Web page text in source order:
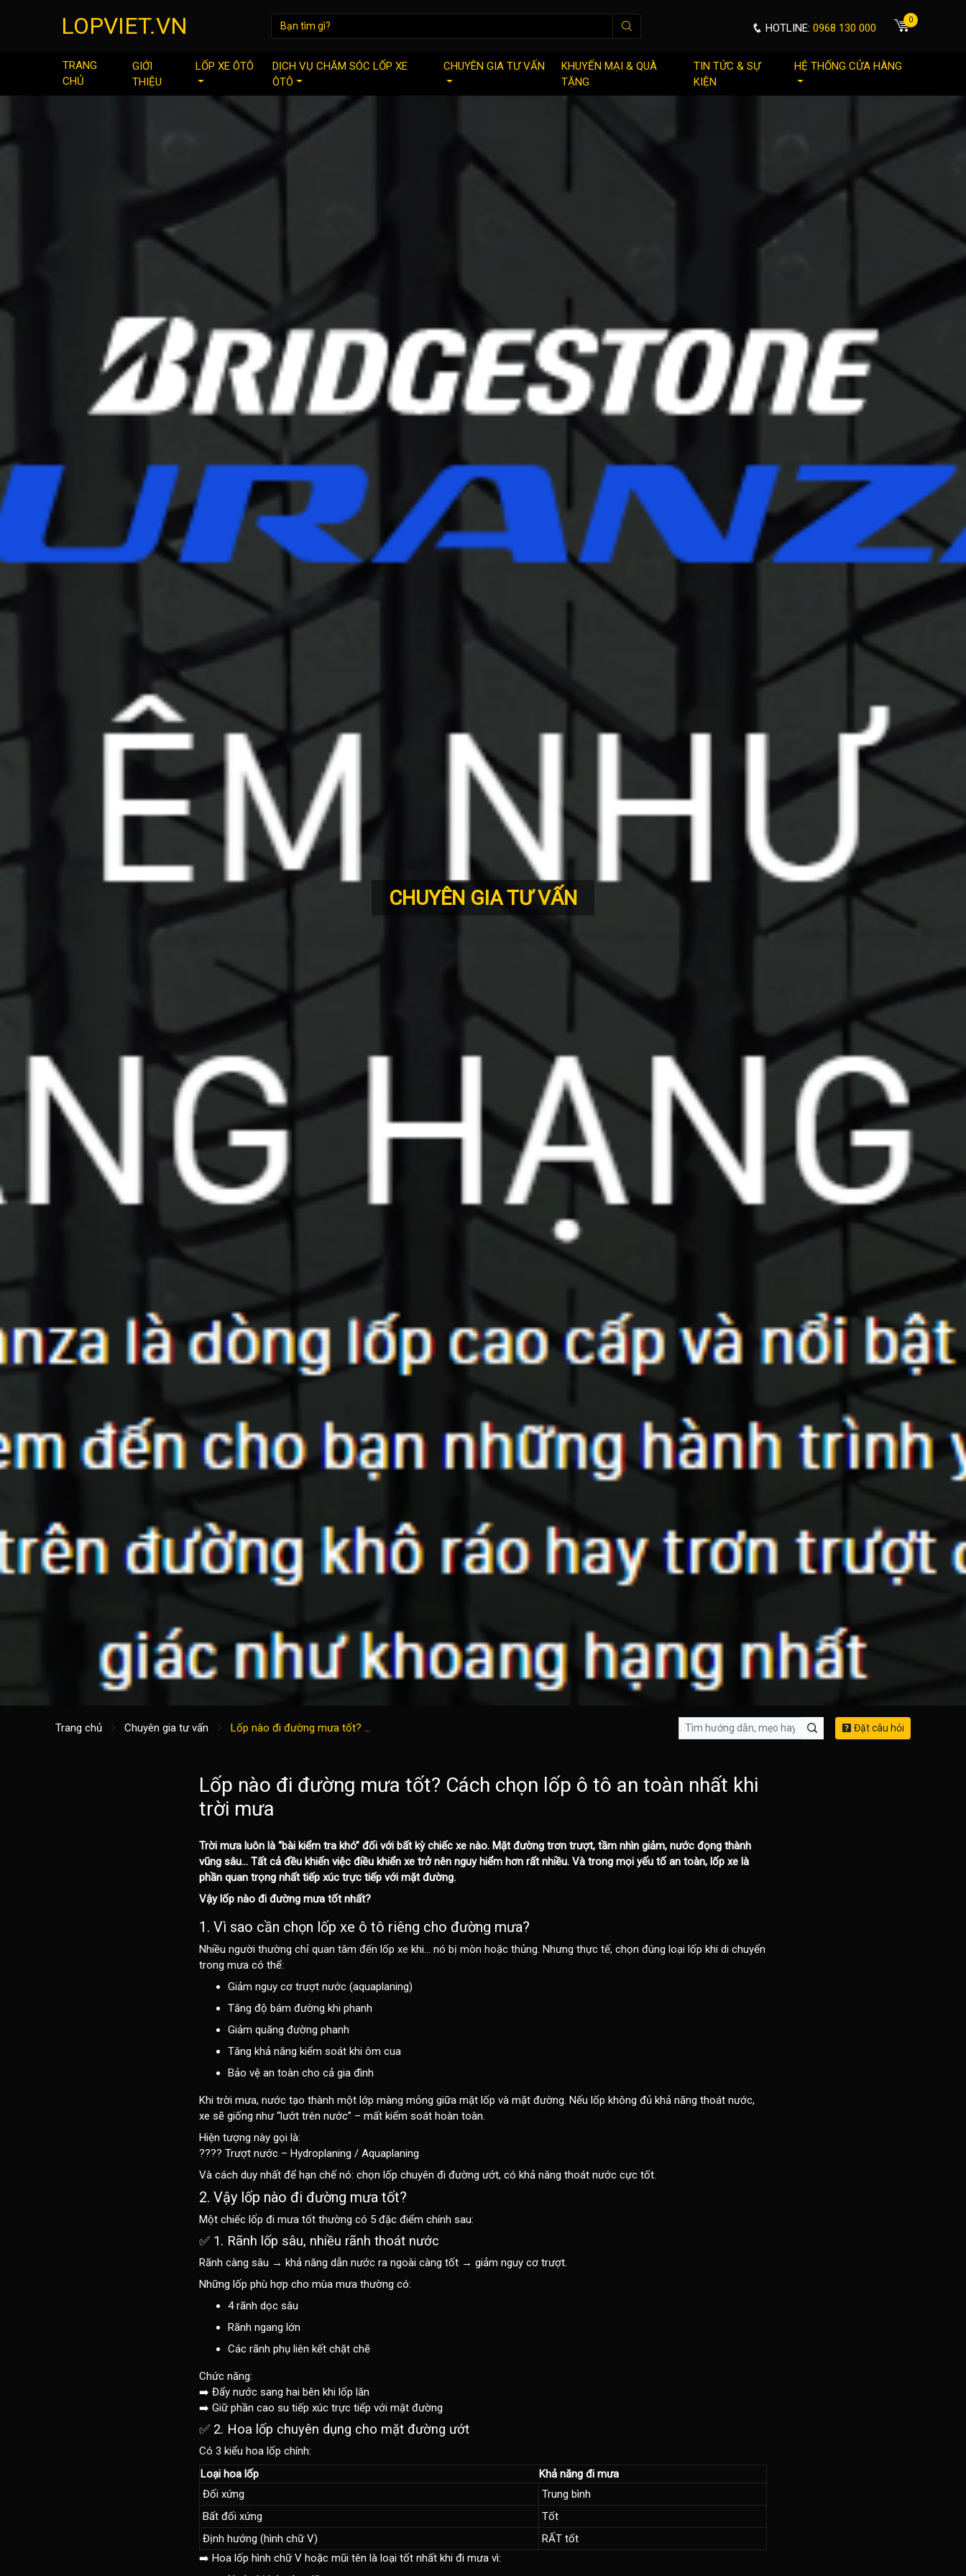
LOPVIET.VN HOTLINE: 0968 130 000
0
TRANG
CHỦ
GIỚI
THIỆU
LỐP XE ÔTÔ
DỊCH VỤ CHĂM SÓC LỐP XE
ÔTÔ
CHUYÊN GIA TƯ VẤN
KHUYẾN MẠI & QUÀ
TẶNG
TIN TỨC & SỰ
KIỆN
HỆ THỐNG CỬA HÀNG
CHUYÊN GIA TƯ VẤN
Trang chủ Chuyên gia tư vấn Lốp nào đi đường mưa tốt? ... Đặt câu hỏi
Lốp nào đi đường mưa tốt? Cách chọn lốp ô tô an toàn nhất khi
trời mưa
Trời mưa luôn là “bài kiểm tra khó” đối với bất kỳ chiếc xe nào. Mặt đường trơn trượt, tầm nhìn giảm, nước đọng thành
vũng sâu… Tất cả đều khiến việc điều khiển xe trở nên nguy hiểm hơn rất nhiều. Và trong mọi yếu tố an toàn, lốp xe là
phần quan trọng nhất tiếp xúc trực tiếp với mặt đường.
Vậylốp nào đi đường mưa tốt nhất?
1. Vì sao cần chọn lốp xe ô tô riêng cho đường mưa?
Nhiều người thường chỉ quan tâm đến lốp xe khi… nó bị mòn hoặc thủng. Nhưng thực tế, chọn đúng loại lốp khi di chuyển
trong mưa có thể:
Giảm nguy cơ trượt nước (aquaplaning)
Tăng độ bám đường khi phanh
Giảm quãng đường phanh
Tăng khả năng kiểm soát khi ôm cua
Bảo vệ an toàn cho cả gia đình
Khi trời mưa, nước tạo thành một lớp màng mỏng giữa mặt lốp và mặt đường. Nếu lốp không đủ khả năng thoát nước,
xe sẽ giống như “lướt trên nước” – mất kiểm soát hoàn toàn.
Hiện tượng này gọi là:
???? Trượt nước – Hydroplaning / Aquaplaning
Và cách duy nhất để hạn chế nó: chọn lốp chuyên đi đường ướt, có khả năng thoát nước cực tốt.
2. Vậy lốp nào đi đường mưa tốt?
Một chiếc lốp đi mưa tốt thường có 5 đặc điểm chính sau:
✅ 1. Rãnh lốp sâu, nhiều rãnh thoát nước
Rãnh càng sâu → khả năng dẫn nước ra ngoài càng tốt → giảm nguy cơ trượt.
Những lốp phù hợp cho mùa mưa thường có:
4 rãnh dọc sâu
Rãnh ngang lớn
Các rãnh phụ liên kết chặt chẽ
Chức năng:
➡️ Đẩy nước sang hai bên khi lốp lăn
➡️ Giữ phần cao su tiếp xúc trực tiếp với mặt đường
✅ 2. Hoa lốp chuyên dụng cho mặt đường ướt
Có 3 kiểu hoa lốp chính:
Loại hoa lốp
Khả năng đi mưa
Đối xứng
Trung bình
Bất đối xứng
Tốt
Định hướng (hình chữ V)
RẤT tốt
➡️ Hoa lốp hình chữ V hoặc mũi tên là loại tốt nhất khi đi mưa vì: